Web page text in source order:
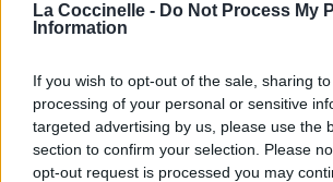
La Coccinelle - Do Not Process My
Information
If you wish to opt-out of the sale, sharing
processing of your personal or sensitive
targeted advertising by us, please use the
section to confirm your selection. Please
opt-out request is processed you may